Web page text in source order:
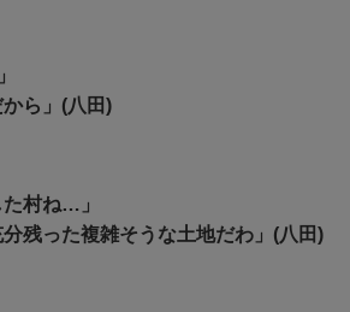
ら」(八田)
た村ね…」
分残った複雑そうな土地だわ」(八田)